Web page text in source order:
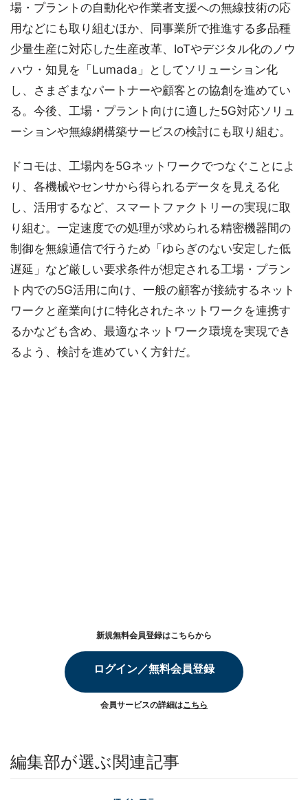
場・プラントの自動化や作業者支援への無線技術の応
用などにも取り組むほか、同事業所で推進する多品種
少量生産に対応した生産改革、IoTやデジタル化のノウ
ハウ・知見を「Lumada」としてソリューション化
し、さまざまなパートナーや顧客との協創を進めてい
る。今後、工場・プラント向けに適した5G対応ソリュ
ーションや無線網構築サービスの検討にも取り組む。
ドコモは、工場内を5Gネットワークでつなぐことによ
り、各機械やセンサから得られるデータを見える化
し、活用するなど、スマートファクトリーの実現に取
り組む。一定速度での処理が求められる精密機器間の
制御を無線通信で行うため「ゆらぎのない安定した低
遅延」など厳しい要求条件が想定される工場・プラン
ト内での5G活用に向け、一般の顧客が接続するネット
ワークと産業向けに特化されたネットワークを連携す
るかなども含め、最適なネットワーク環境を実現でき
るよう、検討を進めていく方針だ。
新規無料会員登録はこちらから
ログイン／無料会員登録
会員サービスの詳細はこちら
編集部が選ぶ関連記事